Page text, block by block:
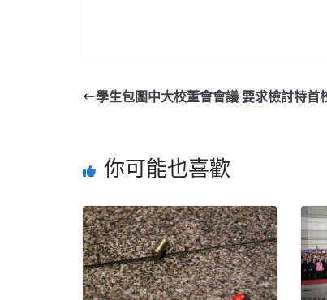
學生包圍中大校董會會議 要求檢討特首
你可能也喜歡